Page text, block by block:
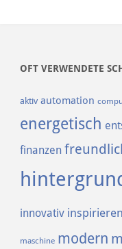
OFT VERWENDETE
aktiv automation
energetisch
finanzen
innovativ
maschine modern